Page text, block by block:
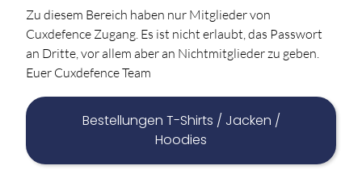
Zu diesem Bereich haben nur Mitglieder von
Cuxdefence Zugang. Es ist nicht erlaubt, das Passwort
an Dritte, vor allem aber an Nichtmitglieder zu geben.
Euer Cuxdefence Team
Bestellungen­ T-Shirts / Jacken /
Hoodies